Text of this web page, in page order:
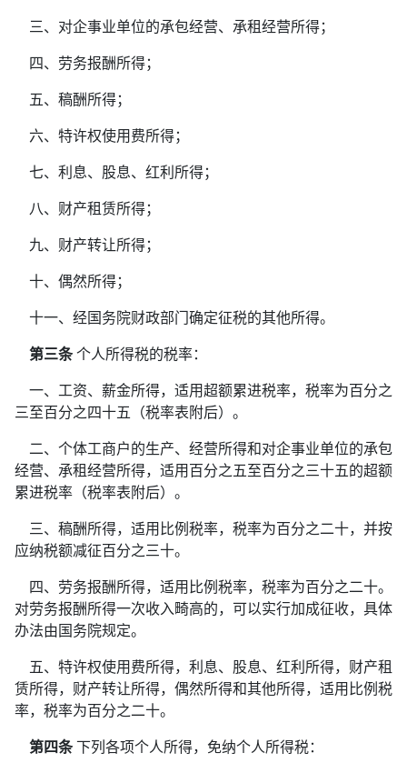
三、对企事业单位的承包经营、承租经营所得；
四、劳务报酬所得；
五、稿酬所得；
六、特许权使用费所得；
七、利息、股息、红利所得；
八、财产租赁所得；
九、财产转让所得；
十、偶然所得；
十一、经国务院财政部门确定征税的其他所得。
第三条个人所得税的税率：
一、工资、薪金所得，适用超额累进税率，税率为百分之
三至百分之四十五（税率表附后）。
二、个体工商户的生产、经营所得和对企事业单位的承包
经营、承租经营所得，适用百分之五至百分之三十五的超额
累进税率（税率表附后）。
三、稿酬所得，适用比例税率，税率为百分之二十，并按
应纳税额减征百分之三十。
四、劳务报酬所得，适用比例税率，税率为百分之二十。
对劳务报酬所得一次收入畸高的，可以实行加成征收，具体
办法由国务院规定。
五、特许权使用费所得，利息、股息、红利所得，财产租
赁所得，财产转让所得，偶然所得和其他所得，适用比例税
率，税率为百分之二十。
第四条下列各项个人所得，免纳个人所得税：